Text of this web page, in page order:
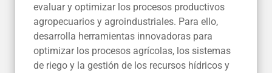
evaluar y optimizar los procesos productivos
agropecuarios y agroindustriales. Para ello,
desarrolla herramientas innovadoras para
optimizar los procesos agrícolas, los sistemas
de riego y la gestión de los recursos hídricos y